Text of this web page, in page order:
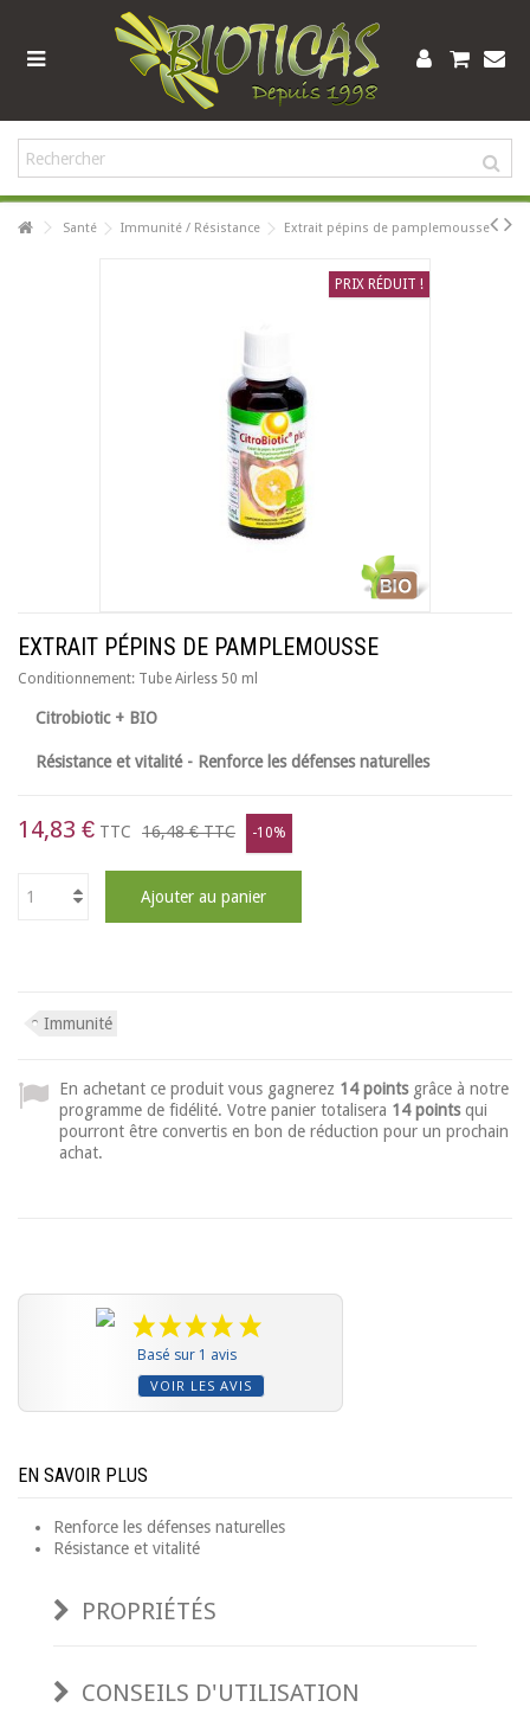
Santé Immunité / Résistance Extrait pépins de pamplemousse
PRIX RÉDUIT !
EXTRAIT PÉPINS DE PAMPLEMOUSSE
Conditionnement: Tube Airless 50 ml
Citrobiotic + BIO
Résistance et vitalité - Renforce les défenses naturelles
14,83 € TTC 16,48 €TTC -10%
Ajouter au panier
Immunité
En achetant ce produit vous gagnerez 14 pointsgrâce à notre
programme de fidélité. Votre panier totalisera 14 pointsqui
pourront être convertis en bon de réduction pour un prochain
achat.
Basé sur 1 avis
VOIR LES AVIS
EN SAVOIR PLUS
Renforce les défenses naturelles
Résistance et vitalité
PROPRIÉTÉS
CONSEILS D'UTILISATION